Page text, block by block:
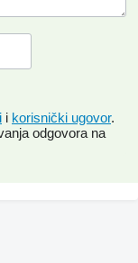
i korisnički ugovor.
odgovora na